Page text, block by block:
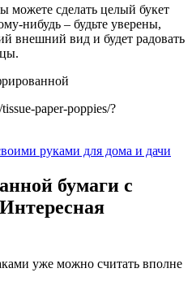
можете сделать целый букет
нибудь – будьте уверены,
внешний вид и будет радовать
paper-poppies/?
руками для дома и дачи
бумаги с
уже можно считать вполне